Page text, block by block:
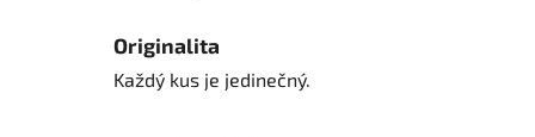
Originalita
Každý kus je jedinečný.